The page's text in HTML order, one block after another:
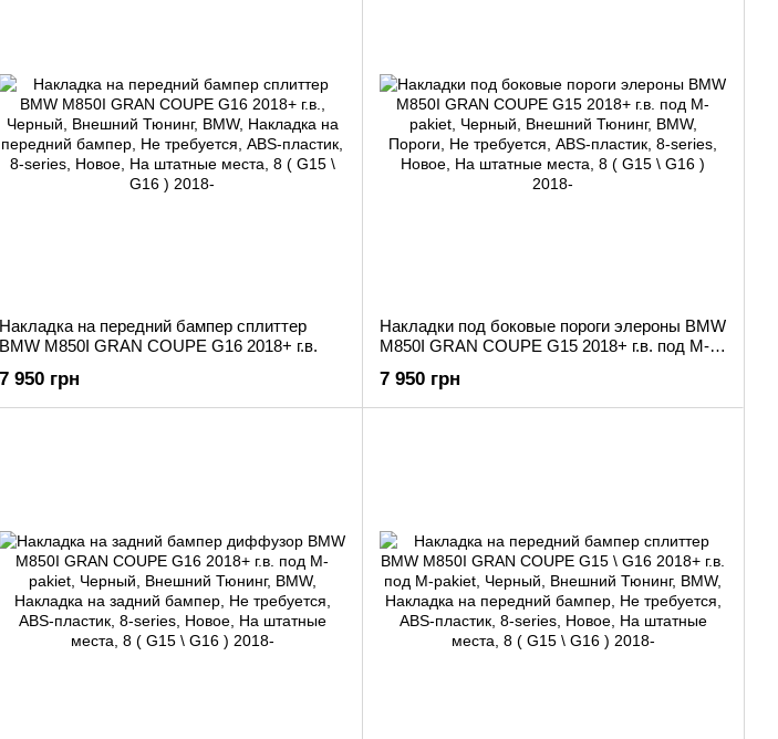
Накладка на передний бампер сплиттер
BMW M850I GRAN COUPE G16 2018+ г.в.
7 950 грн
Накладки под боковые пороги элероны BMW
M850I GRAN COUPE G15 2018+ г.в. под M-
7 950 грн